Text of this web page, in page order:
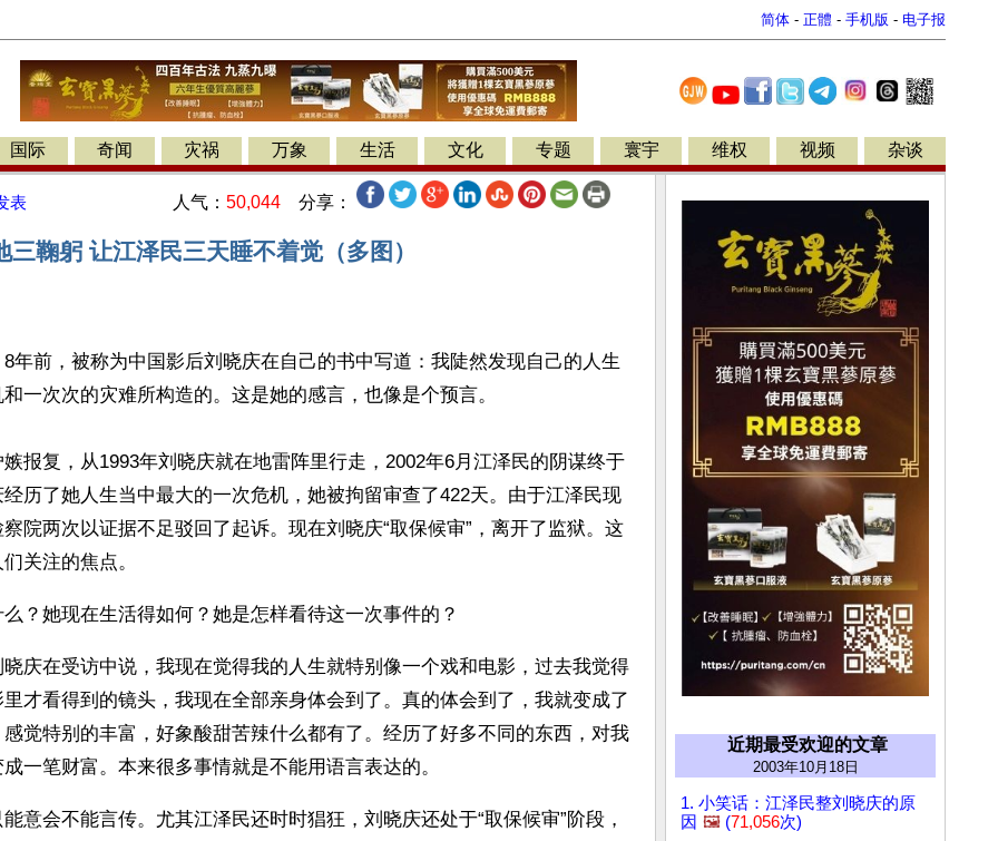
简体 - 正體 - 手机版 - 电子报
国际 奇闻 灾祸 万象 生活 文化 专题 寰宇 维权 视频 杂谈
表 人气： 50,044 分享：
三鞠躬 让江泽民三天睡不着觉（多图）
年前，被称为中国影后刘晓庆在自己的书中写道：我陡然发现自己的人生
一次次的灾难所构造的。这是她的感言，也像是个预言。
报复，从1993年刘晓庆就在地雷阵里行走，2002年6月江泽民的阴谋终于
历了她人生当中最大的一次危机，她被拘留审查了422天。由于江泽民现
院两次以证据不足驳回了起诉。现在刘晓庆“取保候审”，离开了监狱。这
关注的焦点。
？她现在生活得如何？她是怎样看待这一次事件的？
庆在受访中说，我现在觉得我的人生就特别像一个戏和电影，过去我觉得
才看得到的镜头，我现在全部亲身体会到了。真的体会到了，我就变成了
觉特别的丰富，好象酸甜苦辣什么都有了。经历了好多不同的东西，对我
一笔财富。本来很多事情就是不能用语言表达的。
意会不能言传。尤其江泽民还时时猖狂，刘晓庆还处于“取保候审”阶段，
近期最受欢迎的文章
2003年10月18日
1. 小笑话：江泽民整刘晓庆的原
因 🖼️ (71,056次)